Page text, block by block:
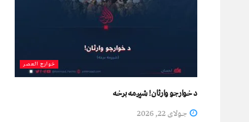
خوارج العصر
د خوارجو وارثان! شپږمه برخه
جولای 22, 2026